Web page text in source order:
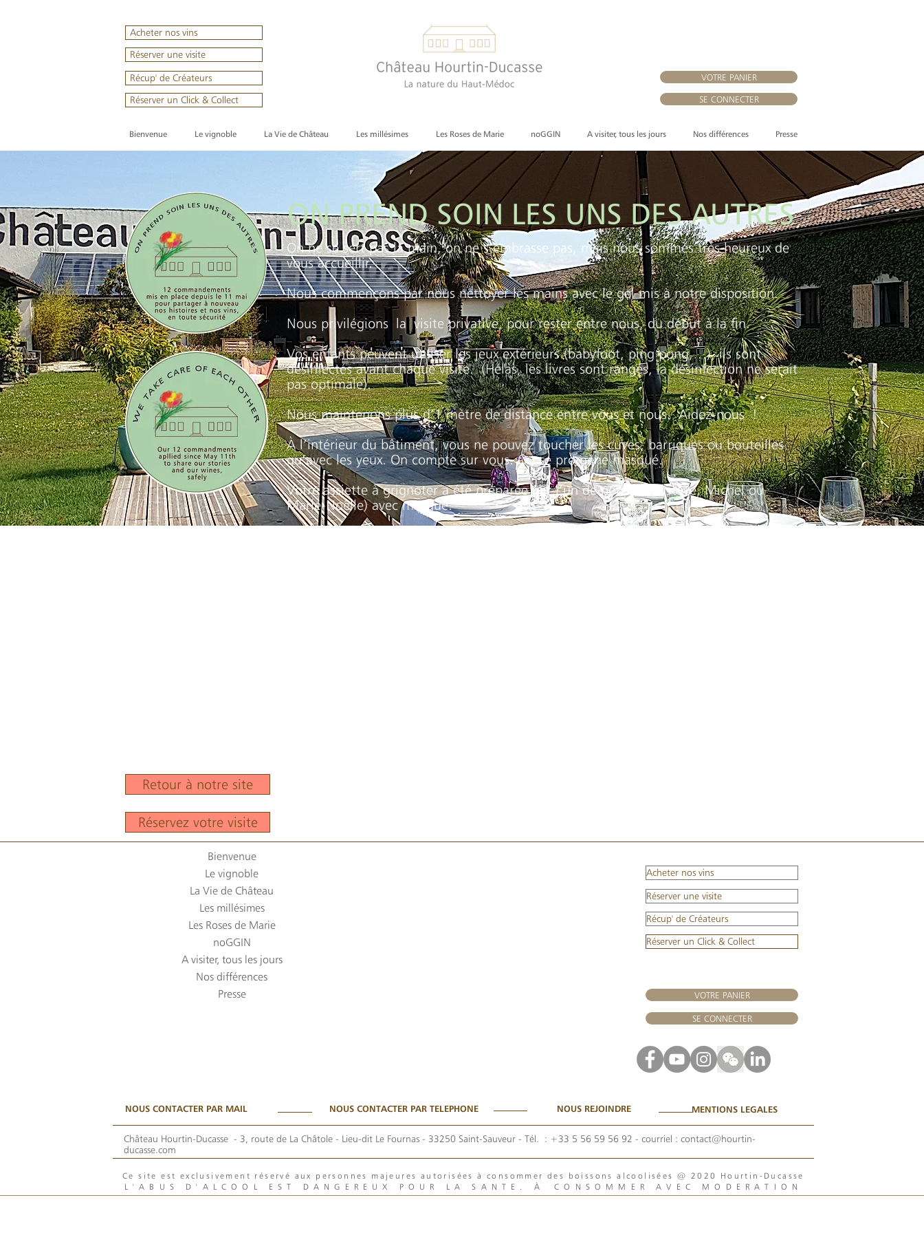
Acheter nos vins
Réserver une visite
Récup' de Créateurs
Réserver un Click & Collect
VOTRE PANIER
SE CONNECTER
Bienvenue Le vignoble La Vie de Château Les millésimes Les Roses de Marie noGGIN A visiter, tous les jours Nos différences Presse
ON PREND SOIN LES UNS DES AUTRES
On ne se sert pas la main, on ne s’embrasse pas, mais nous sommes très heureux de
vous accueillir.
Nous commençons par nous nettoyer les mains avec le gel mis à notre disposition.
Nous privilégions la visite privative, pour rester entre nous, du début à la fin.
Vos enfants peuvent utiliser les jeux extérieurs (babyfoot, ping pong,…), ils sont
désinfectés avant chaque visite.(Hélas, les livres sont rangés, la désinfection ne serait
pas optimale).
Nous maintenons plus d’1 mètre de distance entre vous et nous.Aidez-nous !
À l’intérieur du bâtiment, vous ne pouvez toucher les cuves, barriques ou bouteilles
qu’avec les yeux. On compte sur vous. On se promène masqué.
Votre assiette à grignoter a été préparée par l’un de nous 3 (Gustave, Michel ou
Marie-Noëlle) avec masque.
Réservez votre visite
Retour à notre site
Bienvenue
Le vignoble
La Vie de Château
Les millésimes
Les Roses de Marie
noGGIN
A visiter, tous les jours
Nos différences
Presse
Acheter nos vins
Réserver une visite
Récup' de Créateurs
Réserver un Click & Collect
VOTRE PANIER
SE CONNECTER
NOUS CONTACTER PAR MAIL NOUS CONTACTER PAR TELEPHONE NOUS REJOINDRE MENTIONS LEGALES
Château Hourtin-Ducasse - 3, route de La Châtole - Lieu-dit Le Fournas - 33250 Saint-Sauveur - Tél. : +33 5 56 59 56 92 - courriel : contact@hourtin-
ducasse.com
Ce site est exclusivement réservé aux personnes majeures autorisées à consommer des boissons alcoolisées @ 2020 Hourtin-Ducasse
L'ABUS D'ALCOOL EST DANGEREUX POUR LA SANTE. À CONSOMMER AVEC MODERATION